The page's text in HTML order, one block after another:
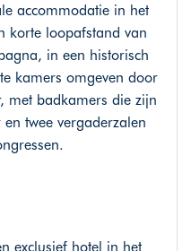
accommodatie in het
korte loopafstand van
in een historisch
kamers omgeven door
met badkamers die zijn
twee vergaderzalen
exclusief hotel in het